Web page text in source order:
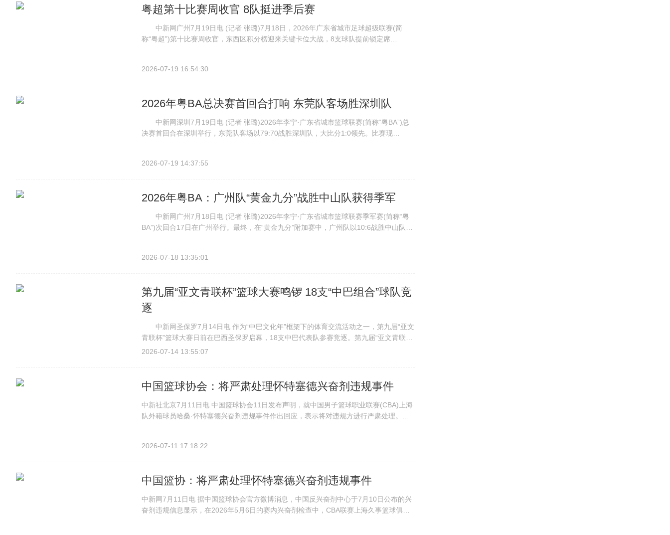
粤超第十比赛周收官 8队挺进季后赛
中新网广州7月19日电 (记者 张璐)7月18日，2026年广东省城市足球超级联赛(简
称“粤超”)第十比赛周收官，东西区积分榜迎来关键卡位大战，8支球队提前锁定席
2026-07-19 16:54:30
2026年粤BA总决赛首回合打响 东莞队客场胜深圳队
中新网深圳7月19日电 (记者 张璐)2026年李宁·广东省城市篮球联赛(简称“粤BA”)总
决赛首回合在深圳举行，东莞队客场以79:70战胜深圳队，大比分1:0领先。比赛现
2026-07-19 14:37:55
2026年粤BA：广州队“黄金九分”战胜中山队获得季军
中新网广州7月18日电 (记者 张璐)2026年李宁·广东省城市篮球联赛季军赛(简称“粤
BA”)次回合17日在广州举行。最终，在“黄金九分”附加赛中，广州队以10:6战胜中山队，
2026-07-18 13:35:01
第九届“亚文青联杯”篮球大赛鸣锣 18支“中巴组合”球队竞
逐
中新网圣保罗7月14日电 作为“中巴文化年”框架下的体育交流活动之一，第九届“亚文
青联杯”篮球大赛日前在巴西圣保罗启幕，18支中巴代表队参赛竞逐。第九届“亚文青联
杯”篮球大赛开幕赛现场。袁一平 摄 此次活动由巴西华人华侨青年联合会和圣保罗亚
2026-07-14 13:55:07
中国篮球协会：将严肃处理怀特塞德兴奋剂违规事件
中新社北京7月11日电 中国篮球协会11日发布声明，就中国男子篮球职业联赛(CBA)上海
队外籍球员哈桑·怀特塞德兴奋剂违规事件作出回应，表示将对违规方进行严肃处理。中
2026-07-11 17:18:22
中国篮协：将严肃处理怀特塞德兴奋剂违规事件
中新网7月11日电 据中国篮球协会官方微博消息，中国反兴奋剂中心于7月10日公布的兴
奋剂违规信息显示，在2026年5月6日的赛内兴奋剂检查中，CBA联赛上海久事篮球俱乐